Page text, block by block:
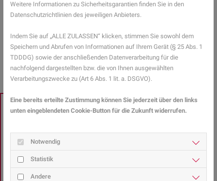
ZURÜCK ZUR ÜBERSICHT
Urlaub zu schaffen.
Mehr Gesundheitsinformationen zum Thema Stress finden Sie hier.
EXPERTENSUCHE
Gesundheitsthemen?
Weitere Informationen zu Sicherheitsgarantien finden Sie in den
Datenschutzrichtlinien des jeweiligen Anbieters.
Indem Sie auf „ALLE ZULASSEN“ klicken, stimmen Sie sowohl dem
Speichern und Abrufen von Informationen auf Ihrem Gerät (§ 25 Abs. 1
TDDDG) sowie der anschließenden Datenverarbeitung für die
nachfolgend dargestellten bzw. die von Ihnen ausgewählten
Verarbeitungszwecke zu (Art 6 Abs. 1 lit. a. DSGVO).
Eine bereits erteilte Zustimmung können Sie jederzeit über den links
unten eingeblendeten Cookie-Button für die Zukunft widerrufen.
Notwendig
Statistik
Andere